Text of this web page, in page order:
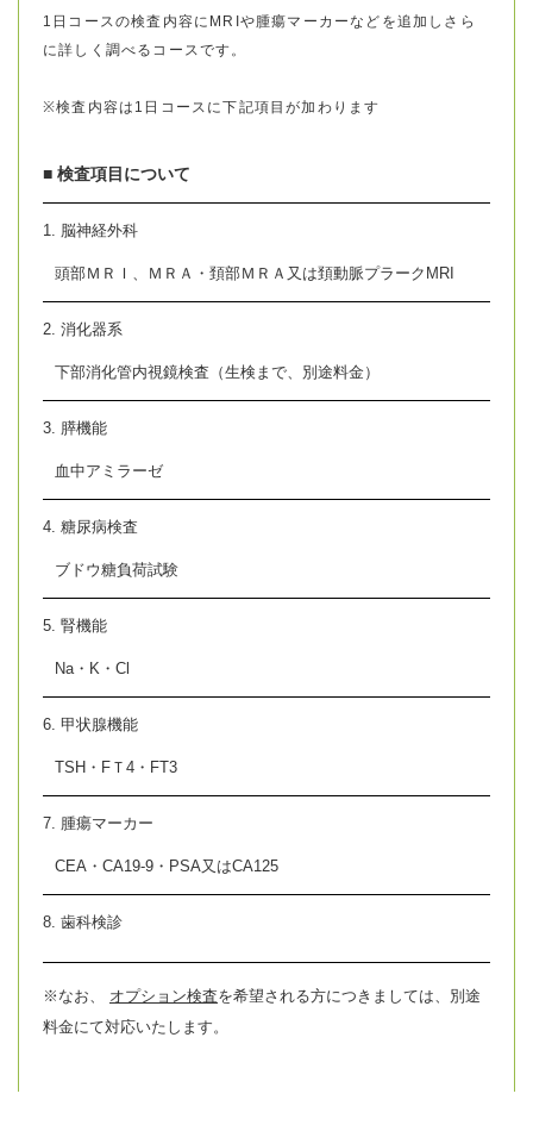
1日コースの検査内容にMRIや腫瘍マーカーなどを追加しさら
に詳しく調べるコースです。
※検査内容は1日コースに下記項目が加わります
■ 検査項目について
1. 脳神経外科
頭部ＭＲＩ、ＭＲＡ・頚部ＭＲＡ又は頚動脈プラークMRI
2. 消化器系
下部消化管内視鏡検査（生検まで、別途料金）
3. 膵機能
血中アミラーゼ
4. 糖尿病検査
ブドウ糖負荷試験
5. 腎機能
Na・K・Cl
6. 甲状腺機能
TSH・FＴ4・FT3
7. 腫瘍マーカー
CEA・CA19-9・PSA又はCA125
8. 歯科検診
※なお、 オプション検査を希望される方につきましては、別途
料金にて対応いたします。